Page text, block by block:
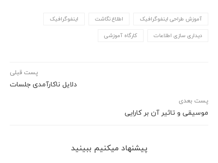
آموزش طراحی اینفوگرافیک اطلاع نگاشت اینفوگرافیک
دیداری سازی اطلاعات کارگاه آموزشی
پست قبلی
دلایل ناکارآمدی جلسات
پست بعدی
موسیقی و تاثیر آن بر کارایی
پیشنهاد می‎کنیم ببینید